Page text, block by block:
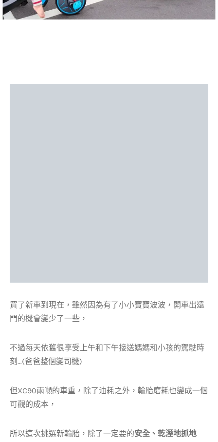
買了新車到現在，雖然因為有了小小寶寶波波，開車出遠
門的機會變少了一些，
不過每天依舊很享受上午和下午接送媽媽和小孩的駕駛時
刻…(爸爸整個變司機)
但XC90兩噸的車重，除了油耗之外，輪胎磨耗也變成一個
可觀的成本，
所以這次挑選新輪胎，除了一定要的安全、乾溼地抓地